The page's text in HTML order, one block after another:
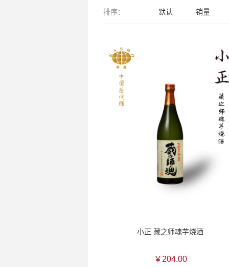
排序： 默认 销量
小正 藏之师魂芋烧酒
￥204.00